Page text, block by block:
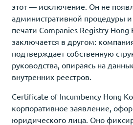
этот — исключение. Он не
административной процедуры
печати Companies Registry Hong
заключается в другом:
подтверждает собственную
руководства, опираясь на
внутренних реестров.
Certificate of Incumbency Hong
корпоративное заявление,
юридического лица. Оно